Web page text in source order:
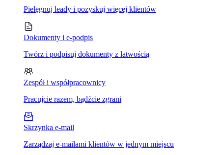
Pielęgnuj leady i pozyskuj więcej klientów
Dokumenty i e-podpis
Twórz i podpisuj dokumenty z łatwością
Zespół i współpracownicy
Pracujcie razem, bądźcie zgrani
Skrzynka e-mail
Zarządzaj e-mailami klientów w jednym miejscu